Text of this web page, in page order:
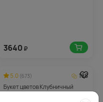
3640 ₽
5.0 (673)
188
Букет цветов Клубничный